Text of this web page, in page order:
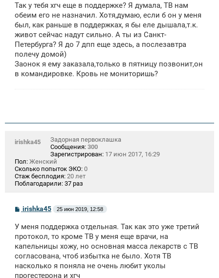
Так у тебя хгч еще в поддержке? Я думала, ТВ нам
обеим его не назначил. Хотя,думаю, если б он у меня
был, как раньше в поддержках, я бы еле дышала,т.к.
живот сейчас надут сильно. А ты из Санкт-
Петербурга? Я до 7 дпп еще здесь, а послезавтра
полечу домой)
Заонок я ему заказала,только в пятницу позвонит,он
в командировке. Кровь не мониторишь?
irishka45
Задорная первоклашка
Сообщения: 300
Зарегистрирован: 17 июн 2017, 16:29
Пол: Женский
Сколько попыток ЭКО: 0
Стаж бесплодия: 20 лет
Поблагодарили: 37 раз
С
о
б
щ
е
н
и
irishka45 25 июн 2019, 12:58
У меня поддержка отдельная. Так как это уже третий
протокол, то кроме ТВ у меня еще врачи, на
капельницы хожу, но основная масса лекарств с ТВ
согласована, чтоб избытка не было. Хотя ТВ
насколько я поняла не очень любит уколы
прогестерона и хгч